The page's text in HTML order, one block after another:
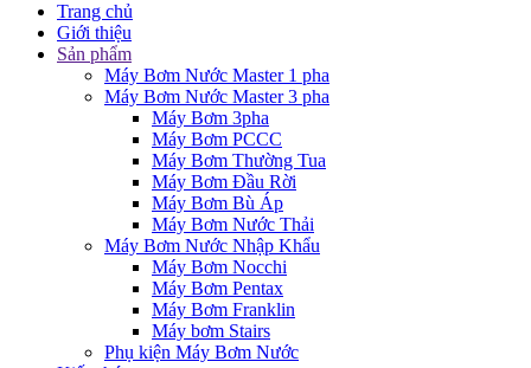
Trang chủ
Giới thiệu
Sản phẩm
Máy Bơm Nước Master 1 pha
Máy Bơm Nước Master 3 pha
Máy Bơm 3pha
Máy Bơm PCCC
Máy Bơm Thường Tua
Máy Bơm Đầu Rời
Máy Bơm Bù Áp
Máy Bơm Nước Thải
Máy Bơm Nước Nhập Khẩu
Máy Bơm Nocchi
Máy Bơm Pentax
Máy Bơm Franklin
Máy bơm Stairs
Phụ kiện Máy Bơm Nước